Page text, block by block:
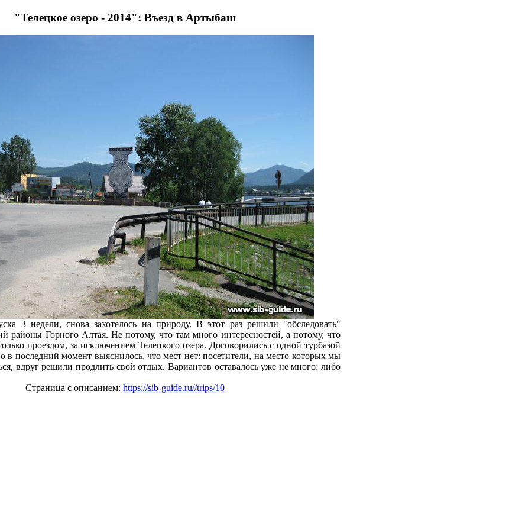
"Телецкое озеро - 2014": Въезд в Артыбаш
3 недели, снова захотелось на природу. В этот раз решили "обследовать"
районы Горного Алтая. Не потому, что там много интересностей, а потому, что
проездом, за исключением Телецкого озера. Договорились с одной турбазой
в последний момент выяснилось, что мест нет: посетители, на место которых мы
вдруг решили продлить свой отдых. Вариантов оставалось уже не много: либо
Страница с описанием: https://sib-guide.ru//trips/10